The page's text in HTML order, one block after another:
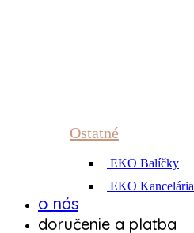
Ostatné
EKO Balíčky
EKO Kancelária
o nás
doručenie a platba